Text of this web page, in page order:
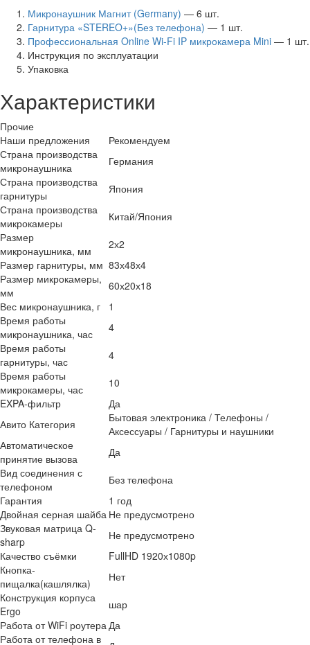
Микронаушник Магнит (Germany) — 6 шт.
Гарнитура «STEREO+»(Без телефона) — 1 шт.
Профессиональная Online Wi-Fi IP микрокамера Mini — 1 шт.
Инструкция по эксплуатации
Упаковка
Характеристики
Прочие
Наши предложения
Рекомендуем
Страна производства
микронаушника
Германия
Страна производства
гарнитуры
Япония
Страна производства
микрокамеры
Китай/Япония
Размер
микронаушника, мм
2х2
Размер гарнитуры, мм 83х48х4
Размер микрокамеры,
мм
60х20х18
Вес микронаушника, г
1
Время работы
микронаушника, час
4
Время работы
гарнитуры, час
4
Время работы
микрокамеры, час
10
EXPA-фильтр
Да
Авито Категория
Бытовая электроника / Телефоны /
Аксессуары / Гарнитуры и наушники
Автоматическое
принятие вызова
Да
Вид соединения с
телефоном
Без телефона
Гарантия
1 год
Двойная серная шайба Не предусмотрено
Звуковая матрица Q-
sharp
Не предусмотрено
Качество съёмки
FullHD 1920х1080p
Кнопка-
пищалка(кашлялка)
Нет
Конструкция корпуса
Ergo
шар
Работа от WiFi роутера Да
Работа от телефона в